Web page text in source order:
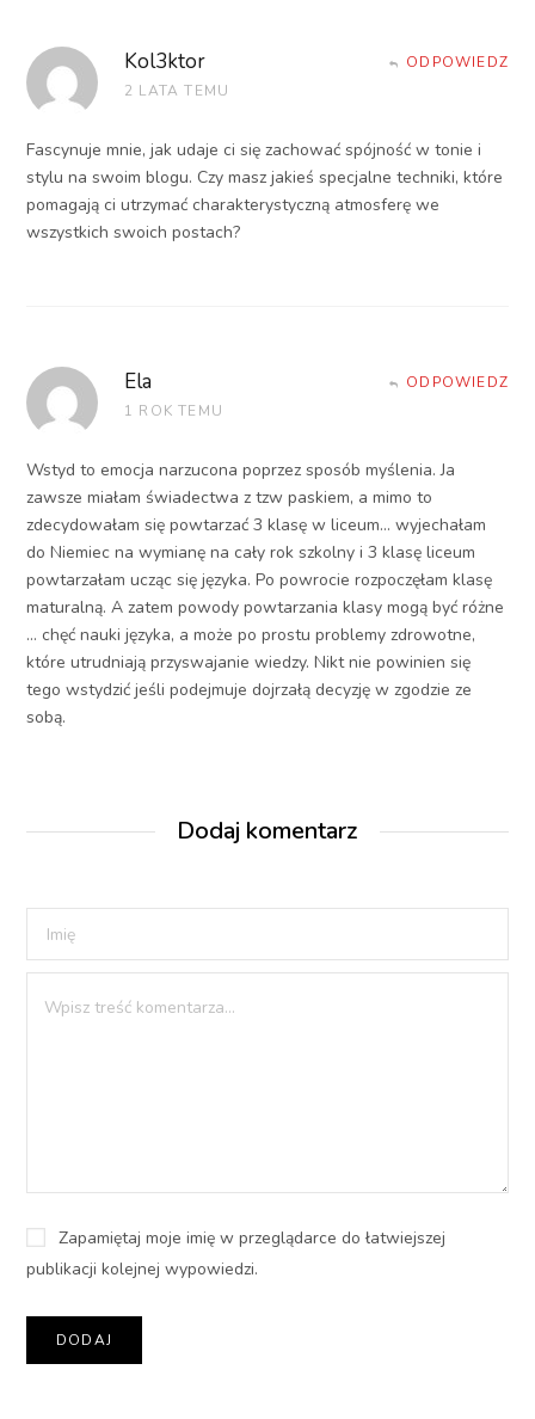
Kol3ktor
2 LATA TEMU
ODPOWIEDZ
Fascynuje mnie, jak udaje ci się zachować spójność w tonie i
stylu na swoim blogu. Czy masz jakieś specjalne techniki, które
pomagają ci utrzymać charakterystyczną atmosferę we
wszystkich swoich postach?
Ela
1 ROK TEMU
ODPOWIEDZ
Wstyd to emocja narzucona poprzez sposób myślenia. Ja
zawsze miałam świadectwa z tzw paskiem, a mimo to
zdecydowałam się powtarzać 3 klasę w liceum… wyjechałam
do Niemiec na wymianę na cały rok szkolny i 3 klasę liceum
powtarzałam ucząc się języka. Po powrocie rozpoczęłam klasę
maturalną. A zatem powody powtarzania klasy mogą być różne
… chęć nauki języka, a może po prostu problemy zdrowotne,
które utrudniają przyswajanie wiedzy. Nikt nie powinien się
tego wstydzić jeśli podejmuje dojrzałą decyzję w zgodzie ze
sobą.
Dodaj komentarz
Zapamiętaj moje imię w przeglądarce do łatwiejszej
publikacji kolejnej wypowiedzi.